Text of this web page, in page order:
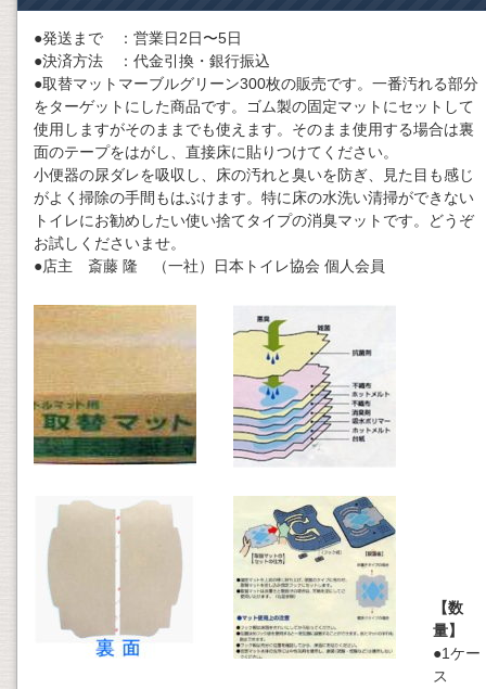
●発送まで ：営業日2日〜5日
●決済方法 ：代金引換・銀行振込
●取替マットマーブルグリーン300枚の販売です。一番汚れる部分
をターゲットにした商品です。ゴム製の固定マットにセットして
使用しますがそのままでも使えます。そのまま使用する場合は裏
面のテープをはがし、直接床に貼りつけてください。
小便器の尿ダレを吸収し、床の汚れと臭いを防ぎ、見た目も感じ
がよく掃除の手間もはぶけます。特に床の水洗い清掃ができない
トイレにお勧めしたい使い捨てタイプの消臭マットです。どうぞ
お試しくださいませ。
●店主 斎藤 隆 （一社）日本トイレ協会 個人会員
【数
量】
●1ケー
ス